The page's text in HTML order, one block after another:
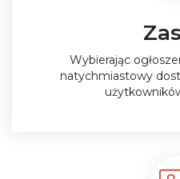
Wybierając
natychmiastowy